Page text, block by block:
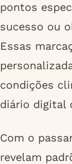
pontos
sucesso ou
Essas
condições
diário digital
Com o
revelam